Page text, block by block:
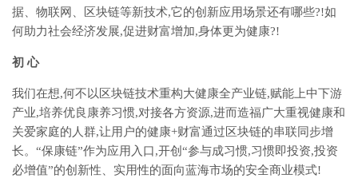
据、物联网、区块链等新技术,它的创新应用场景还有哪些?!如
何助力社会经济发展,促进财富增加,身体更为健康?!
初 心
我们在想,何不以区块链技术重构大健康全产业链,赋能上中下游
产业,培养优良康养习惯,对接各方资源,进而造福广大重视健康和
关爱家庭的人群,让用户的健康+财富通过区块链的串联同步增
长。“保康链”作为应用入口,开创“参与成习惯,习惯即投资,投资
必增值”的创新性、实用性的面向蓝海市场的安全商业模式!